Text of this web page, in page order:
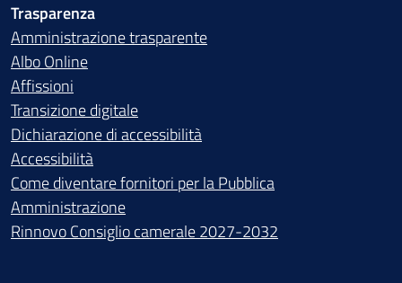
Trasparenza
Amministrazione trasparente
Albo Online
Affissioni
Transizione digitale
Dichiarazione di accessibilità
Accessibilità
Come diventare fornitori per la Pubblica
Amministrazione
Rinnovo Consiglio camerale 2027-2032